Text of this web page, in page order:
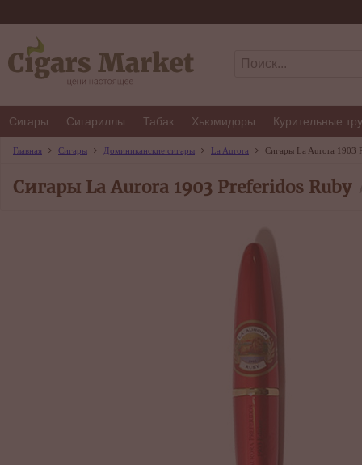
Сигары Сигариллы Табак Хьюмидоры Курительные
Главная Сигары Доминиканские сигары La Aurora Сигары La Aurora 1903
Сигары La Aurora 1903 Preferidos Ruby